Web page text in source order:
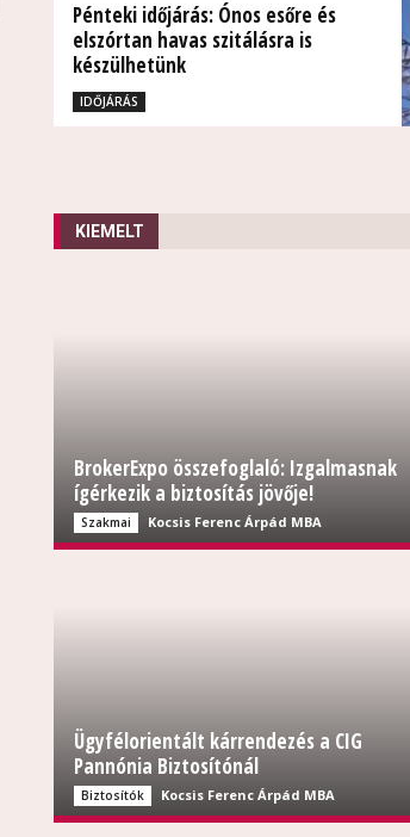
Pénteki időjárás: Ónos esőre és
elszórtan havas szitálásra is
készülhetünk
IDŐJÁRÁS
KIEMELT
BrokerExpo összefoglaló: Izgalmasnak
ígérkezik a biztosítás jövője!
Szakmai Kocsis Ferenc Árpád MBA
Ügyfélorientált kárrendezés a CIG
Pannónia Biztosítónál
Biztosítók Kocsis Ferenc Árpád MBA